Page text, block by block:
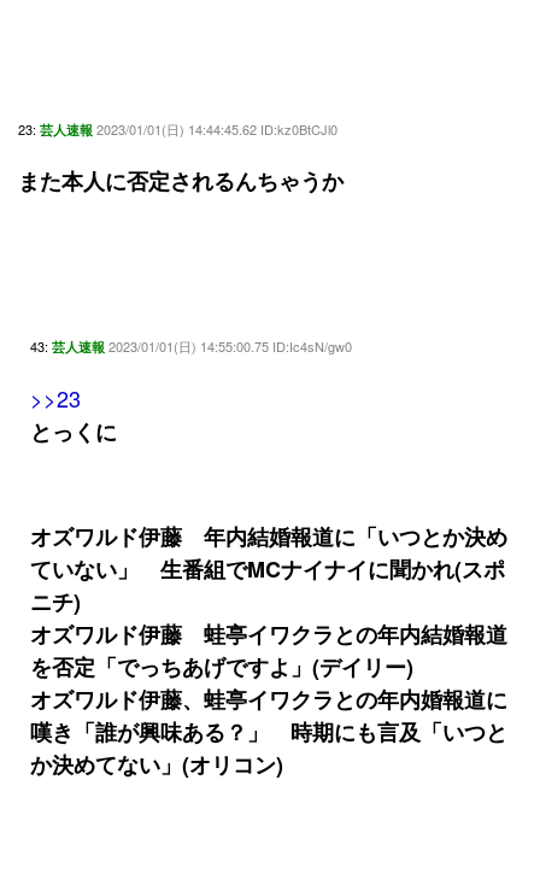
23: 芸人速報 2023/01/01(日) 14:44:45.62 ID:kz0BtCJl0
また本人に否定されるんちゃうか
43: 芸人速報 2023/01/01(日) 14:55:00.75 ID:Ic4sN/gw0
>>23
とっくに
オズワルド伊藤 年内結婚報道に「いつとか決め
ていない」 生番組でMCナイナイに聞かれ(スポ
ニチ)
オズワルド伊藤 蛙亭イワクラとの年内結婚報道
を否定「でっちあげですよ」(デイリー)
オズワルド伊藤、蛙亭イワクラとの年内婚報道に
嘆き「誰が興味ある？」 時期にも言及「いつと
か決めてない」(オリコン)